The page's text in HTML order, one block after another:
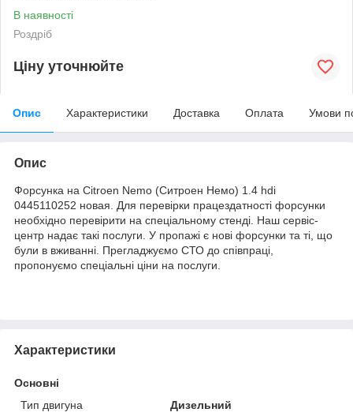
В наявності
Роздріб
Ціну уточнюйте
Опис Характеристики Доставка Оплата Умови
Опис
Форсунка на Citroen Nemo (Ситроен Немо) 1.4 hdi
0445110252 новая. Для перевірки працездатності форсунки
необхідно перевірити на спеціальному стенді. Наш сервіс-
центр надає такі послуги. У пропажі є нові форсунки та ті, що
були в вживанні. Прегладжуємо СТО до співпраці,
пропонуємо спеціальні ціни на послуги.
Характеристики
Основні
Тип двигуна
Дизельний